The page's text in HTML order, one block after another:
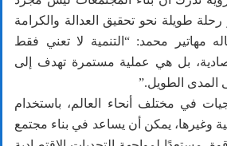
طويلة نحو تحقيق العدالة والكرامة
مهاتير محمد: “التنمية لا تعني فقط
بل هي عملية مستمرة تهدف إلى
المدى الطويل.”
في مختلف أنحاء العالم، باستخدام
وغيرها، يمكن أن يساعد في بناء مجتمع